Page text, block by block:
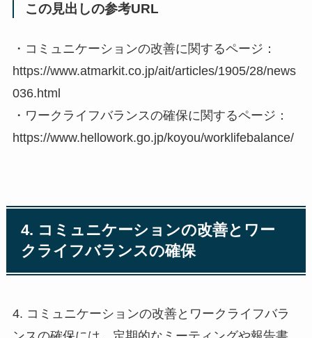
この見出しの参考URL
・コミュニケーションの改善に関するページ：
https://www.atmarkit.co.jp/ait/articles/1905/28/news
036.html
・ワークライフバランスの確保に関するページ：
https://www.hellowork.go.jp/koyou/worklifebalance/
4. コミュニケーションの改善とワー
クライフバランスの確保
4. コミュニケーションの改善とワークライフバラ